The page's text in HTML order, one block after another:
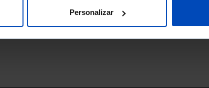
Personalizar